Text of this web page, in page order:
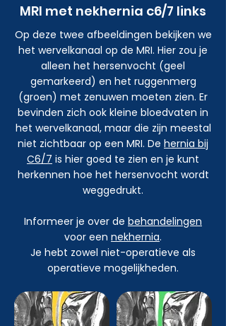
MRI met nekhernia c6/7 links
Op deze twee afbeeldingen bekijken we
het wervelkanaal op de MRI. Hier zou je
alleen het hersenvocht (geel
gemarkeerd) en het ruggenmerg
(groen) met zenuwen moeten zien. Er
bevinden zich ook kleine bloedvaten in
het wervelkanaal, maar die zijn meestal
niet zichtbaar op een MRI. De hernia bij
C6/7 is hier goed te zien en je kunt
herkennen hoe het hersenvocht wordt
weggedrukt.
Informeer je over de behandelingen
voor een nekhernia.
Je hebt zowel niet-operatieve als
operatieve mogelijkheden.